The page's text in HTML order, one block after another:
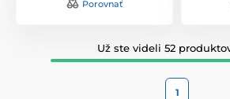
Porovnať
Už ste videli 52
1